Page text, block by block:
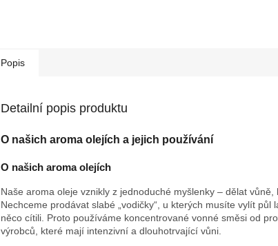
Popis
Detailní popis produktu
O našich aroma olejích a jejich používání
O našich aroma olejích
Naše aroma oleje vznikly z jednoduché myšlenky – dělat vůně,
Nechceme prodávat slabé „vodičky“, u kterých musíte vylít půl
něco cítili. Proto používáme koncentrované vonné směsi od
výrobců, které mají intenzivní a dlouhotrvající vůni.